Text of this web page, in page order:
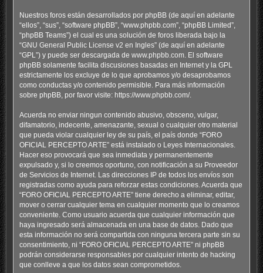
Nuestros foros están desarrollados por phpBB (de aquí en adelante
“ellos”, “sus”, “software phpBB”, “www.phpbb.com”, “phpBB Limited”,
“phpBB Teams”) el cual es una solución de foros liberada bajo la
“GNU General Public License v2 en Ingles” (de aquí en adelante
“GPL”) y puede ser descargada de www.phpbb.com. El software
phpBB solamente facilita discusiones basadas en Internet y la GPL
estrictamente los excluye de lo que aprobamos y/o desaprobamos
como conductas y/o contenido permisible. Para más información
sobre phpBB, por favor visite: https://www.phpbb.com/.
Acuerda no enviar ningun contenido abusivo, obsceno, vulgar,
difamatorio, indecente, amenazante, sexual o cualquier otro material
que pueda violar cualquier ley de su país, el país donde “FORO
OFICIAL PERCEPTO ARTE” está instalado o Leyes Internacionales.
Hacer eso provocará que sea inmediata y permanentemente
expulsado y, si lo creemos oportuno, con notificación a su Proveedor
de Servicios de Internet. Las direcciones IP de todos los envíos son
registradas como ayuda para reforzar estas condiciones. Acuerda que
“FORO OFICIAL PERCEPTO ARTE” tiene derecho a eliminar, editar,
mover o cerrar cualquier tema en cualquier momento que lo creamos
conveniente. Como usuario acuerda que cualquier información que
haya ingresado será almacenada en una base de datos. Dado que
esta información no será compartida con ninguna tercera parte sin su
consentimiento, ni “FORO OFICIAL PERCEPTO ARTE” ni phpBB
podrán considerarse responsables por cualquier intento de hacking
que conlleve a que los datos sean comprometidos.